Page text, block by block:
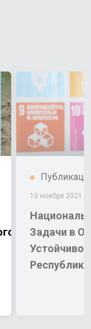
10 ноября 2021
Задачи в